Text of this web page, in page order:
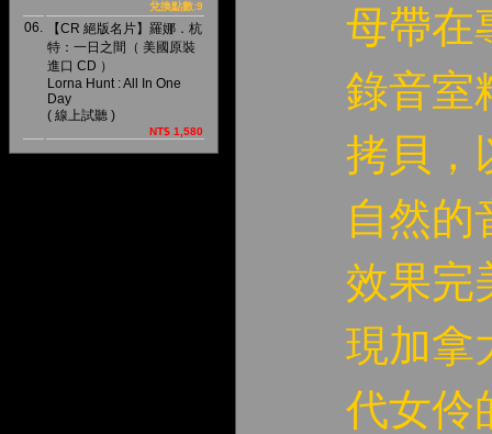
兌換點數:9
06.
【CR 絕版名片】羅娜．杭
特：一日之間（ 美國原裝
進口 CD ）
Lorna Hunt : All In One
Day
( 線上試聽 )
NT$ 1,580
母帶在
錄音室
拷貝，
自然的
效果完
現加拿
代女伶